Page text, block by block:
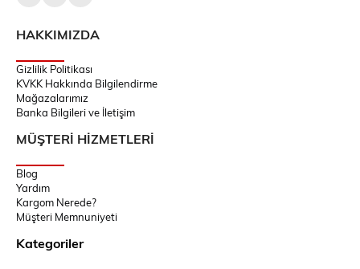
HAKKIMIZDA
Gizlilik Politikası
KVKK Hakkında Bilgilendirme
Mağazalarımız
Banka Bilgileri ve İletişim
MÜŞTERİ HİZMETLERİ
Blog
Yardım
Kargom Nerede?
Müşteri Memnuniyeti
Kategoriler